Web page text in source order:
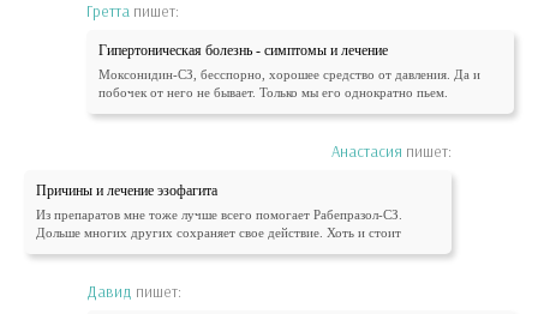
Гретта пишет:
Гипертоническая болезнь - симптомы и лечение
Моксонидин-СЗ, бесспорно, хорошее средство от давления. Да и
побочек от него не бывает. Только мы его однократно пьем.
Анастасия пишет:
Причины и лечение эзофагита
Из препаратов мне тоже лучше всего помогает Рабепразол-СЗ.
Дольше многих других сохраняет свое действие. Хоть и стоит
Давид пишет: